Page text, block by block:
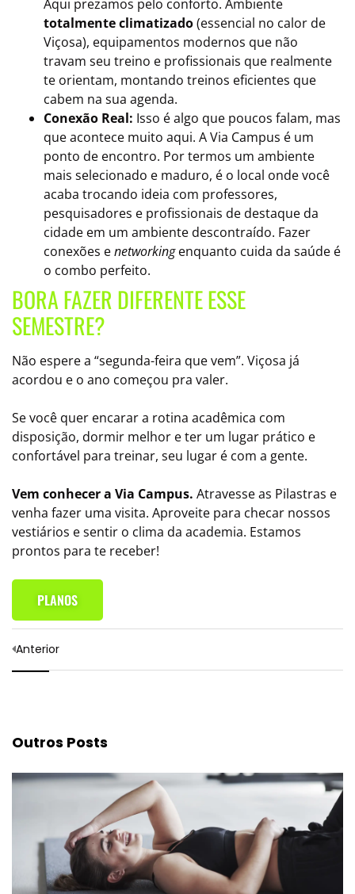
Aqui prezamos pelo conforto. Ambiente
totalmente climatizado(essencial no calor de
Viçosa), equipamentos modernos que não
travam seu treino e profissionais que realmente
te orientam, montando treinos eficientes que
cabem na sua agenda.
Conexão Real: Isso é algo que poucos falam, mas
que acontece muito aqui. A Via Campus é um
ponto de encontro. Por termos um ambiente
mais selecionado e maduro, é o local onde você
acaba trocando ideia com professores,
pesquisadores e profissionais de destaque da
cidade em um ambiente descontraído. Fazer
conexões enetworkingenquanto cuida da saúde é
o combo perfeito.
BORA FAZER DIFERENTE ESSE
SEMESTRE?
Não espere a “segunda-feira que vem”. Viçosa já
acordou e o ano começou pra valer.
Se você quer encarar a rotina acadêmica com
disposição, dormir melhor e ter um lugar prático e
confortável para treinar, seu lugar é com a gente.
Vem conhecer a Via Campus. Atravesse as Pilastras e
venha fazer uma visita. Aproveite para checar nossos
vestiários e sentir o clima da academia. Estamos
prontos para te receber!
PLANOS
Anterior
Outros Posts